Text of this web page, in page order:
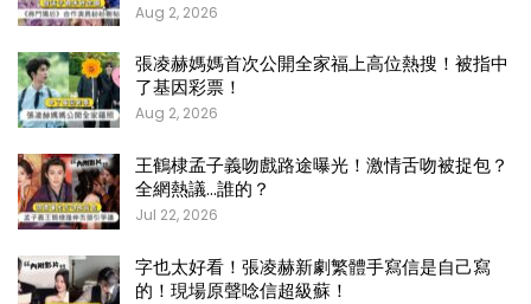
Aug 2, 2026
張凌赫媽媽首次公開全家福上高位熱搜！被指中
了基因彩票！
Aug 2, 2026
王鶴棣孟子義吻戲路途曝光！激情舌吻被捉包？
全網熱議…誰的？
Jul 22, 2026
字也太好看！張凌赫新劇繁體手寫信是自己寫
的！現場原聲唸信超級蘇！